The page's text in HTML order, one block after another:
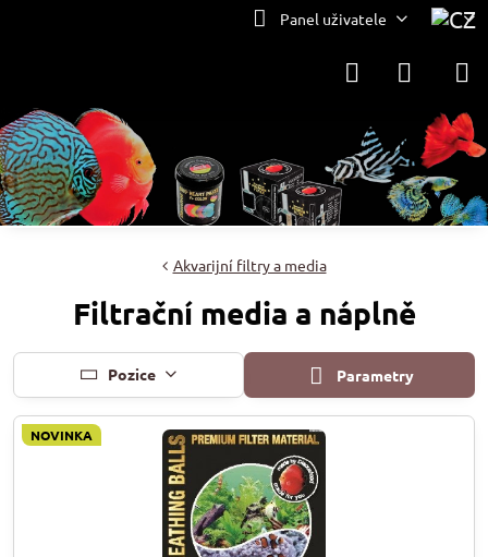
Panel uživatele
Akvarijní filtry a media
Filtrační media a náplně
Pozice Parametry
NOVINKA